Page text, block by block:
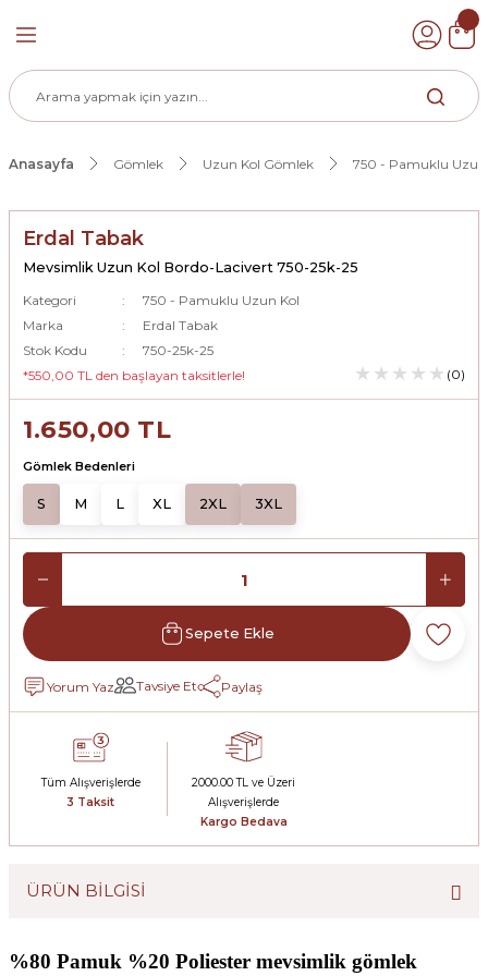
Anasayfa Gömlek Uzun Kol Gömlek 750 - Pamuklu Uzun
Erdal Tabak
Mevsimlik Uzun Kol Bordo-Lacivert 750-25k-25
Kategori
750 - Pamuklu Uzun Kol
Marka
Erdal Tabak
Stok Kodu
750-25k-25
*550,00 TL den başlayan taksitlerle!
(0)
1.650,00 TL
Gömlek Bedenleri
S M L XL 2XL 3XL
Sepete Ekle
Yorum Yaz Tavsiye Et Paylaş
Tüm Alışverişlerde
3 Taksit
2000.00 TL ve Üzeri
Alışverişlerde
Kargo Bedava
ÜRÜN BİLGİSİ
%80 Pamuk %20 Poliester mevsimlik gömlek